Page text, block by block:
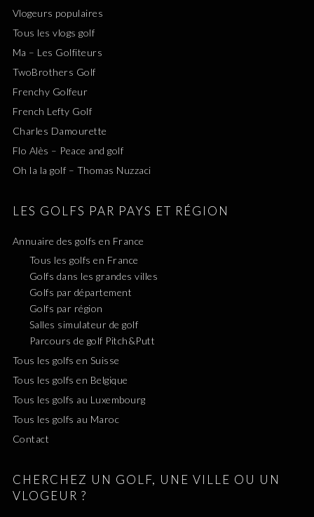
Vlogeurs populaires
Tous les vlogs golf
Ma – Les Golfiteurs
TwoBrothers Golf
Frenchy Golfeur
French Lefty Golf
Charles Damourette
Flo Alès – Peace and golf
Oh la la golf – Thomas Nuzzaci
LES GOLFS PAR PAYS ET RÉGION
Annuaire des golfs en France
Tous les golfs en France
Golfs dans les grandes villes
Golfs par département
Golfs par région
Salles simulateur de golf
Parcours de golf Pitch&Putt
Tous les golfs en Suisse
Tous les golfs en Belgique
Tous les golfs au Luxembourg
Tous les golfs au Maroc
Contact
CHERCHEZ UN GOLF, UNE VILLE OU UN
VLOGEUR ?